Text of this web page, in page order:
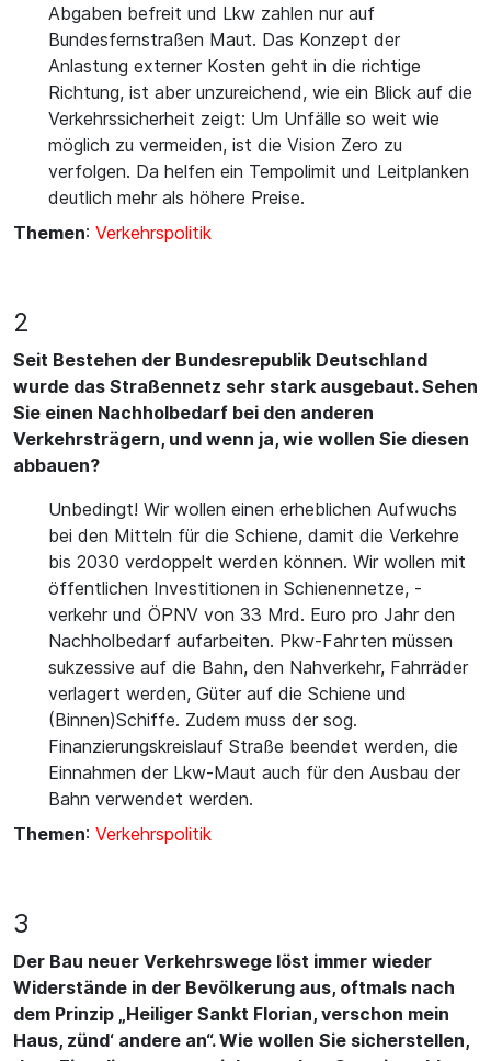
Abgaben befreit und Lkw zahlen nur auf
Bundesfernstraßen Maut. Das Konzept der
Anlastung externer Kosten geht in die richtige
Richtung, ist aber unzureichend, wie ein Blick auf die
Verkehrssicherheit zeigt: Um Unfälle so weit wie
möglich zu vermeiden, ist die Vision Zero zu
verfolgen. Da helfen ein Tempolimit und Leitplanken
deutlich mehr als höhere Preise.
Themen: Verkehrspolitik
2
Seit Bestehen der Bundesrepublik Deutschland
wurde das Straßennetz sehr stark ausgebaut. Sehen
Sie einen Nachholbedarf bei den anderen
Verkehrsträgern, und wenn ja, wie wollen Sie diesen
abbauen?
Unbedingt! Wir wollen einen erheblichen Aufwuchs
bei den Mitteln für die Schiene, damit die Verkehre
bis 2030 verdoppelt werden können. Wir wollen mit
öffentlichen Investitionen in Schienennetze, -
verkehr und ÖPNV von 33 Mrd. Euro pro Jahr den
Nachholbedarf aufarbeiten. Pkw-Fahrten müssen
sukzessive auf die Bahn, den Nahverkehr, Fahrräder
verlagert werden, Güter auf die Schiene und
(Binnen)Schiffe. Zudem muss der sog.
Finanzierungskreislauf Straße beendet werden, die
Einnahmen der Lkw-Maut auch für den Ausbau der
Bahn verwendet werden.
Themen: Verkehrspolitik
3
Der Bau neuer Verkehrswege löst immer wieder
Widerstände in der Bevölkerung aus, oftmals nach
dem Prinzip „Heiliger Sankt Florian, verschon mein
Haus, zünd‘ andere an“. Wie wollen Sie sicherstellen,